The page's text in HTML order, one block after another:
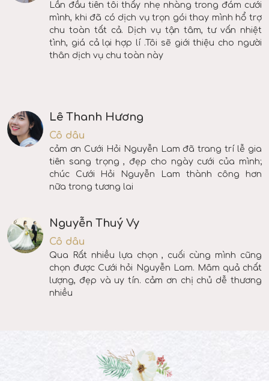
Lần đầu tiên tôi thấy nhẹ nhàng trong đám cưới
mình, khi đã có dịch vụ trọn gói thay mình hổ trợ
chu toàn tất cả. Dịch vụ tận tâm, tư vấn nhiệt
tình, giá cả lại hợp lí .Tôi sẽ giới thiệu cho người
thân dịch vụ chu toàn này
Lê Thanh Hương
Cô dâu
cảm ơn Cưới Hỏi Nguyễn Lam đã trang trí lễ gia
tiên sang trọng , đẹp cho ngày cưới của mình;
chúc Cưới Hỏi Nguyễn Lam thành công hơn
nữa trong tương lai
Nguyễn Thuý Vy
Cô dâu
Qua Rất nhiều lựa chọn , cuối cùng mình cũng
chọn được Cưới hỏi Nguyễn Lam. Mâm quả chất
lượng, đẹp và uy tín. cảm ơn chị chủ dễ thương
nhiều